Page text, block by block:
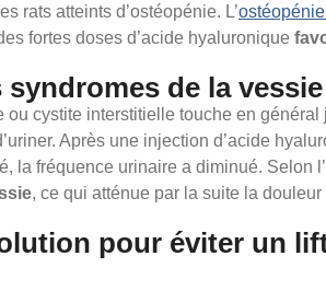
rats atteints d’ostéopénie. L’
fortes doses d’acide hyaluronique
syndromes de la
ou cystite interstitielle touche en
Après une injection d’acide
la fréquence urinaire a diminué. Selon
, ce qui atténue par la suite la
pour éviter un